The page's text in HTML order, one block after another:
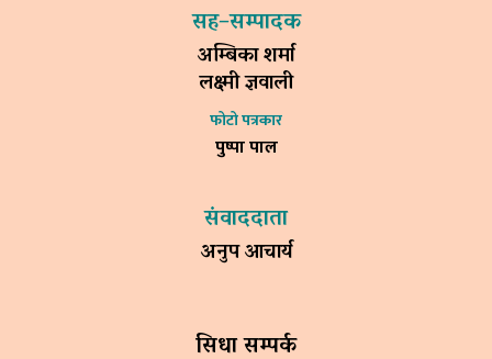
सह–सम्पादक
अम्बिका शर्मा
लक्ष्मी ज्ञवाली
फोटो पत्रकार
पुष्पा पाल
संवाददाता
अनुप आचार्य
सिधा सम्पर्क